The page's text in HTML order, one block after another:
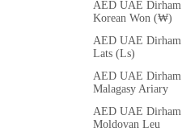
AED UAE Dirham
Korean Won (₩)
AED UAE Dirham
Lats (Ls)
AED UAE Dirham
Malagasy Ariary
AED UAE Dirham
Moldovan Leu